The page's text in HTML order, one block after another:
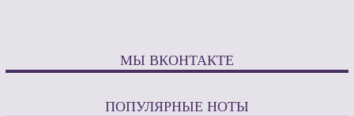
МЫ ВКОНТАКТЕ
ПОПУЛЯРНЫЕ НОТЫ